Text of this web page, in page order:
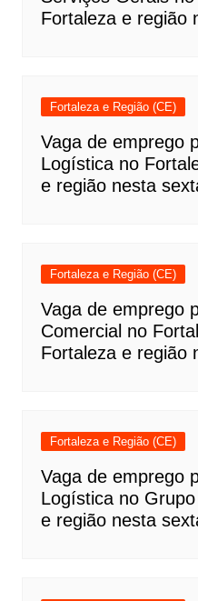
Fortaleza e região
Fortaleza e Região (CE)
Vaga de emprego
Logística no
e região nesta
Fortaleza e Região (CE)
Vaga de emprego
Comercial no
Fortaleza e região
Fortaleza e Região (CE)
Vaga de emprego
Logística no
e região nesta